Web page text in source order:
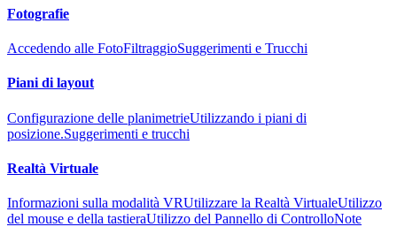
Fotografie
Accedendo alle FotoFiltraggioSuggerimenti e Trucchi
Piani di layout
Configurazione delle planimetrieUtilizzando i piani di
posizione.Suggerimenti e trucchi
Realtà Virtuale
Informazioni sulla modalità VRUtilizzare la Realtà VirtualeUtilizzo
del mouse e della tastieraUtilizzo del Pannello di ControlloNote